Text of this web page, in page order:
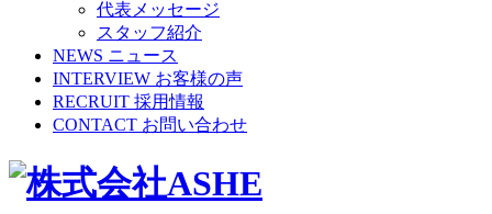
代表メッセージ
スタッフ紹介
NEWS ニュース
INTERVIEW お客様の声
RECRUIT 採用情報
CONTACT お問い合わせ